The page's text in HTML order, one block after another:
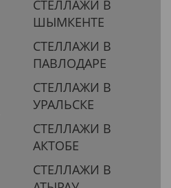
СТЕЛЛАЖИ В
ШЫМКЕНТЕ
СТЕЛЛАЖИ В
ПАВЛОДАРЕ
СТЕЛЛАЖИ В
УРАЛЬСКЕ
СТЕЛЛАЖИ В
АКТОБЕ
СТЕЛЛАЖИ В